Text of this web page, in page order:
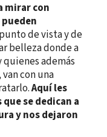
mirar con
de vista y de
belleza donde a
quienes además
con una
Aquí les
se dedican a
y nos dejaron